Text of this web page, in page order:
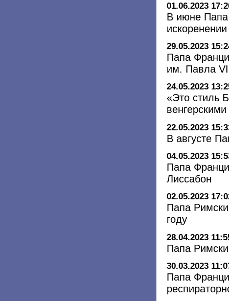
01.06.2023
В июне Папа
29.05.2023
Папа
им. Павла VI
24.05.2023
«Это стиль
22.05.2023
В августе
04.05.2023
Папа
Лиссабон
02.05.2023
Папа
году
28.04.2023
Папа
30.03.2023
Папа